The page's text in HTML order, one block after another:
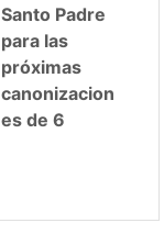
Santo Padre
para las
próximas
canonizacion
es de 6